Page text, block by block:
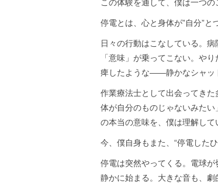
この体験を通して、僕は一つの
停電とは、心と身体が”自分”と
日々の行動はこなしている。
「意味」が乗ってこない。や
痺したような――静かなシャッ
作業療法士として出会ってき
体が自分のものじゃないみた
の本当の意味を、僕は理解して
今、僕自身もまた、“停電したひ
停電は突然やってくる。電球
静かに始まる。大きな音も、